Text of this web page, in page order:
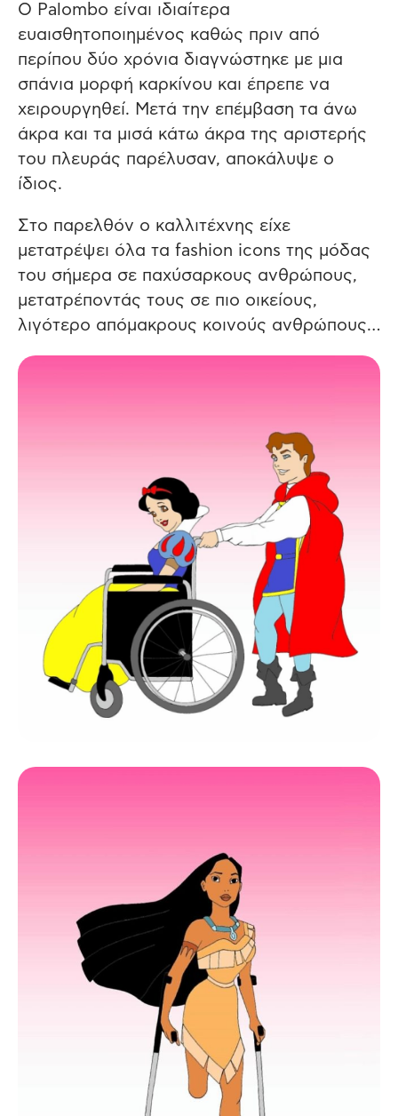
Ο Palombo είναι ιδιαίτερα
ευαισθητοποιημένος καθώς πριν από
περίπου δύο χρόνια διαγνώστηκε με μια
σπάνια μορφή καρκίνου και έπρεπε να
χειρουργηθεί. Μετά την επέμβαση τα άνω
άκρα και τα μισά κάτω άκρα της αριστερής
του πλευράς παρέλυσαν, αποκάλυψε ο
ίδιος.
Στο παρελθόν ο καλλιτέχνης είχε
μετατρέψει όλα τα fashion icons της μόδας
του σήμερα σε παχύσαρκους ανθρώπους,
μετατρέποντάς τους σε πιο οικείους,
λιγότερο απόμακρους κοινούς ανθρώπους…